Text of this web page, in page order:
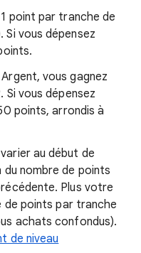
point par tranche de
Si vous dépensez
vous gagnez
Si vous dépensez
points, arrondis à
au début de
nombre de points
Plus votre
de points par tranche
achats confondus).
de niveau